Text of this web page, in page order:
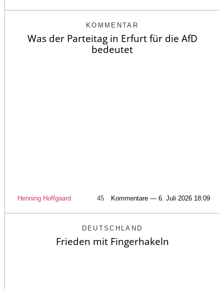
KOMMENTAR
Was der Parteitag in Erfurt für die AfD
bedeutet
Henning Hoffgaard 45 Kommentare — 6. Juli 2026 18:09
DEUTSCHLAND
Frieden mit Fingerhakeln